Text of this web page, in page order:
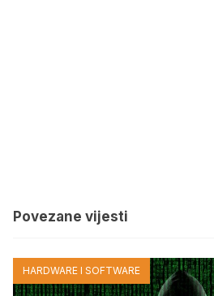
Povezane vijesti
HARDWARE I SOFTWARE